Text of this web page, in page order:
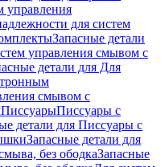
управления
для систем
Запасные детали
управления смывом с
детали для Для
смывом с
ПиссуарыПиссуары с
детали для Писсуары с
Запасные детали для
без ободкаЗапасные